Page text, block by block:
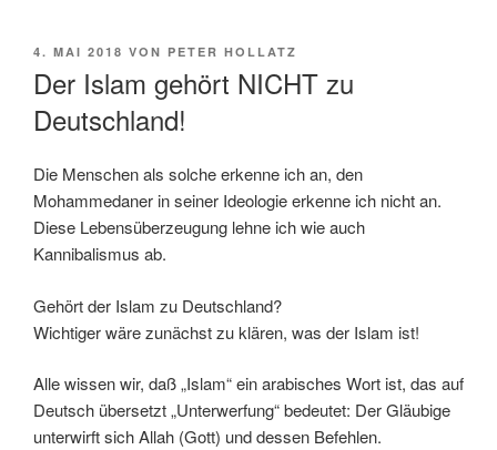
VERÖFFENTLICHT
4. MAI 2018 VON PETER HOLLATZ
Der Islam gehört NICHT zu
Deutschland!
Die Menschen als solche erkenne ich an, den
Mohammedaner in seiner Ideologie erkenne ich nicht an.
Diese Lebensüberzeugung lehne ich wie auch
Kannibalismus ab.
Gehört der Islam zu Deutschland?
Wichtiger wäre zunächst zu klären, was der Islam ist!
Alle wissen wir, daß „Islam“ ein arabisches Wort ist, das auf
Deutsch übersetzt „Unterwerfung“ bedeutet: Der Gläubige
unterwirft sich Allah (Gott) und dessen Befehlen.